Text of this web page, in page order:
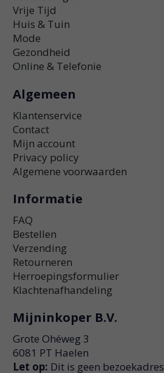
Vrije Tijd
Huis & Tuin
Mode
Gezondheid
Online & Telefonie
Algemeen
Klantenservice
Contact
Mijn account
Privacy policy
Algemene voorwaarden
Informatie
FAQ
Bestellen
Verzending
Retourneren
Herroepingsformulier
Klachtenafhandeling
Mijninkoper B.V.
Grote Ohéweg 3
6081 PT Haelen
Let op: Dit is geen bezoekadres